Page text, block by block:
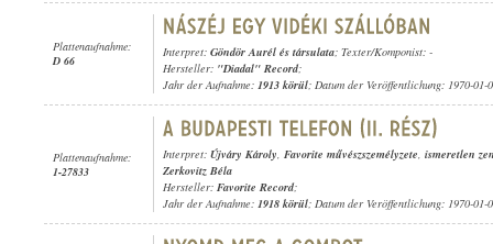
Plattenaufnahme:
D 66
Interpret: Göndör Aurél és társulata; Texter/Komponist: -
Hersteller: "Diadal" Record;
Jahr der Aufnahme: 1913 körül; Datum der Veröffentlichung: 1970-01-
Plattenaufnahme:
1-27833
Interpret: Újváry Károly, Favorite művészszemélyzete, ismeretlen
Zerkovitz Béla
Hersteller: Favorite Record;
Jahr der Aufnahme: 1918 körül; Datum der Veröffentlichung: 1970-01-